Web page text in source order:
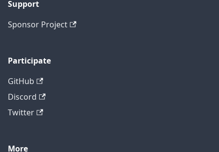
Support
Sponsor Project
Participate
GitHub
Discord
Twitter
More